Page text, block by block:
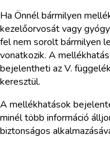
Ha Önnél bármilyen
kezelőorvosát vagy
fel nem sorolt bármilyen
vonatkozik. A
bejelentheti az V.
keresztül.
A mellékhatások
minél több információ
biztonságos